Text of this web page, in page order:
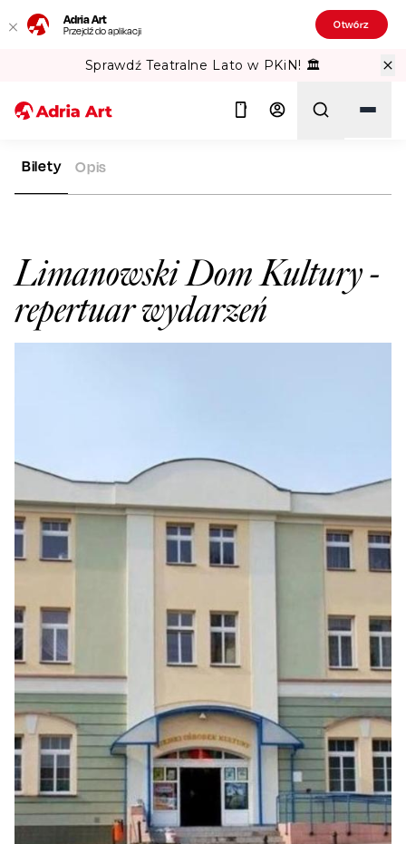
Adria Art
Przejdź do aplikacji Otwórz
Sprawdź Teatralne Lato w PKiN! 🏛️
ADRIA ART
Limanowski Dom Kultury-
repertuar wydarzeń
Bilety Opis